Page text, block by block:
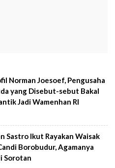
Norman Joesoef, Pengusaha
yang Disebut-sebut Bakal
Jadi Wamenhan RI
Sastro Ikut Rayakan Waisak
Borobudur, Agamanya
Sorotan